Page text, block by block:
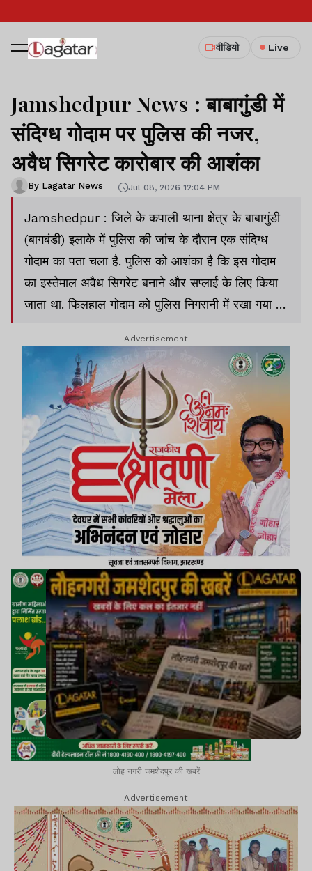
वीडियो Live
Jamshedpur News : बाबागुंडी में
संदिग्ध गोदाम पर पुलिस की नजर,
अवैध सिगरेट कारोबार की आशंका
By Lagatar News Jul 08, 2026 12:04 PM
Jamshedpur : जिले के कपाली थाना क्षेत्र के बाबागुंडी
(बागबंडी) इलाके में पुलिस की जांच के दौरान एक संदिग्ध
गोदाम का पता चला है. पुलिस को आशंका है कि इस गोदाम
का इस्तेमाल अवैध सिगरेट बनाने और सप्लाई के लिए किया
जाता था. फिलहाल गोदाम को पुलिस निगरानी में रखा गया है.
जाएगा.
Advertisement
लोह नगरी जमशेदपुर की खबरें
Advertisement